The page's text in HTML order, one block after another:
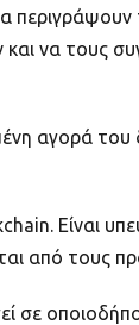
να τους
αγορά του
Είναι
από τους
σε